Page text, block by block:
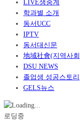
LIVE생중계
학과별 소개
동서UCC
IPTV
동서대신문
地域社會(지역사
DSU NEWS
졸업생 성공스토리
GELS뉴스
로딩중